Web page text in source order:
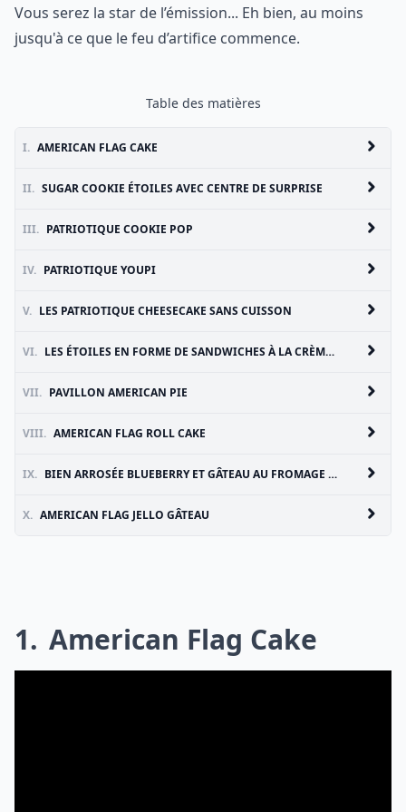
Vous serez la star de l’émission... Eh bien, au moins
jusqu'à ce que le feu d’artifice commence.
Table des matières
I. AMERICAN FLAG CAKE
II. SUGAR COOKIE ÉTOILES AVEC CENTRE DE SURPRISE
III. PATRIOTIQUE COOKIE POP
IV. PATRIOTIQUE YOUPI
V. LES PATRIOTIQUE CHEESECAKE SANS CUISSON
VI. LES ÉTOILES EN FORME DE SANDWICHES À LA CRÈME GLACÉE
VII. PAVILLON AMERICAN PIE
VIII. AMERICAN FLAG ROLL CAKE
IX. BIEN ARROSÉE BLUEBERRY ET GÂTEAU AU FROMAGE AUX FRAISES POP
X. AMERICAN FLAG JELLO GÂTEAU
1 American Flag Cake